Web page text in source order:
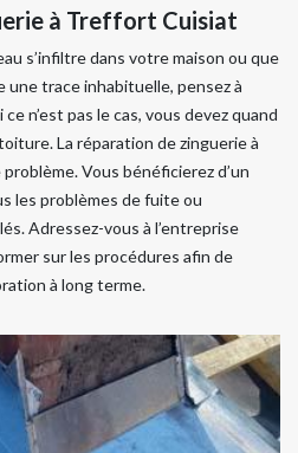
à Treffort Cuisiat
s’infiltre dans votre maison ou que
une trace inhabituelle, pensez à
n’est pas le cas, vous devez quand
La réparation de zinguerie à
Vous bénéficierez d’un
les problèmes de fuite ou
Adressez-vous à l’entreprise
sur les procédures afin de
à long terme.